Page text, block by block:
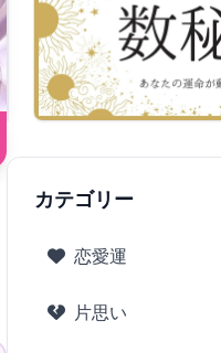
カテゴリー
恋愛運
片思い